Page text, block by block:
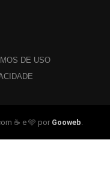
DE USO
☕ e 🩵 por Gooweb